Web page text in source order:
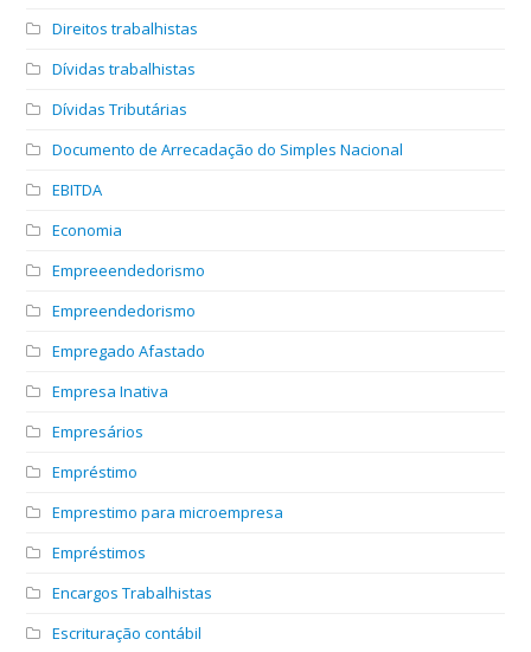
Direitos trabalhistas
Dívidas trabalhistas
Dívidas Tributárias
Documento de Arrecadação do Simples Nacional
EBITDA
Economia
Empreeendedorismo
Empreendedorismo
Empregado Afastado
Empresa Inativa
Empresários
Empréstimo
Emprestimo para microempresa
Empréstimos
Encargos Trabalhistas
Escrituração contábil